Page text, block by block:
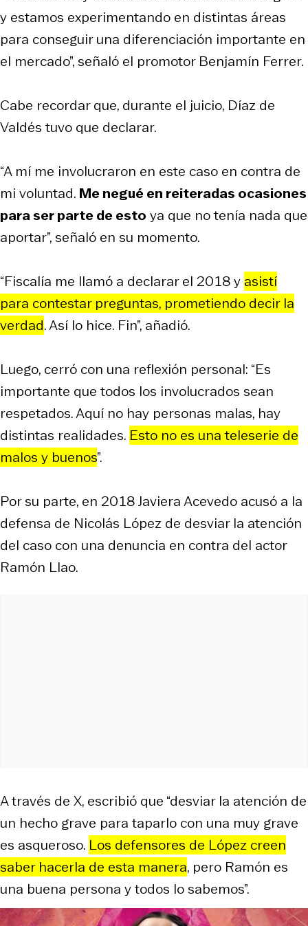
y estamos experimentando en distintas áreas
para conseguir una diferenciación importante en
el mercado”, señaló el promotor Benjamín Ferrer.
Cabe recordar que, durante el juicio, Díaz de
Valdés tuvo que declarar.
“A mí me involucraron en este caso en contra de
mi voluntad. Me negué en reiteradas ocasiones
para ser parte de esto ya que no tenía nada que
aportar”, señaló en su momento.
“Fiscalía me llamó a declarar el 2018 y asistí
para contestar preguntas, prometiendo decir la
verdad. Así lo hice. Fin”, añadió.
Luego, cerró con una reflexión personal: “Es
importante que todos los involucrados sean
respetados. Aquí no hay personas malas, hay
distintas realidades. Esto no es una teleserie de
malos y buenos”.
Por su parte, en 2018 Javiera Acevedo acusó a la
defensa de Nicolás López de desviar la atención
del caso con una denuncia en contra del actor
Ramón Llao.
A través de X, escribió que “desviar la atención de
un hecho grave para taparlo con una muy grave
es asqueroso. Los defensores de López creen
saber hacerla de esta manera, pero Ramón es
una buena persona y todos lo sabemos”.